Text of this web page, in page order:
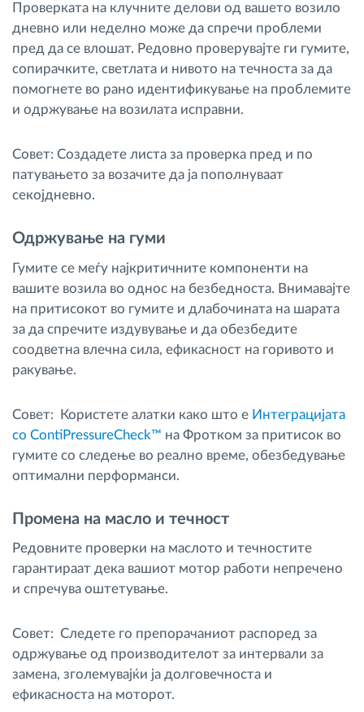
Проверката на клучните делови од вашето возило
дневно или неделно може да спречи проблеми
пред да се влошат. Редовно проверувајте ги гумите,
сопирачките, светлата и нивото на течноста за да
помогнете во рано идентификување на проблемите
и одржување на возилата исправни.
Совет: Создадете листа за проверка пред и по
патувањето за возачите да ја пополнуваат
секојдневно.
Одржување на гуми
Гумите се меѓу најкритичните компоненти на
вашите возила во однос на безбедноста. Внимавајте
на притисокот во гумите и длабочината на шарата
за да спречите издувување и да обезбедите
соодветна влечна сила, ефикасност на горивото и
ракување.
Совет: Користете алатки како што е Интеграцијата
со ContiPressureCheck™ на Фротком за притисок во
гумите со следење во реално време, обезбедување
оптимални перформанси.
Промена на масло и течност
Редовните проверки на маслото и течностите
гарантираат дека вашиот мотор работи непречено
и спречува оштетување.
Совет: Следете го препорачаниот распоред за
одржување од производителот за интервали за
замена, зголемувајќи ја долговечноста и
ефикасноста на моторот.